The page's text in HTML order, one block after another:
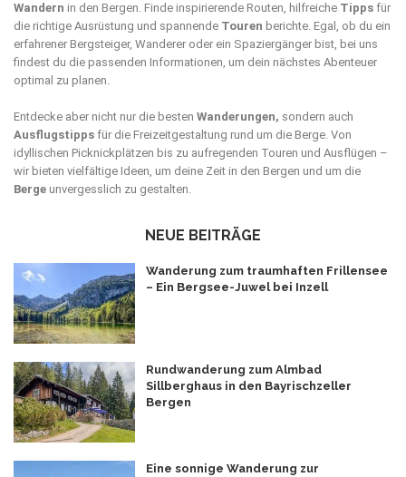
Wandern in den Bergen. Finde inspirierende Routen, hilfreiche Tipps für
die richtige Ausrüstung und spannende Touren berichte. Egal, ob du ein
erfahrener Bergsteiger, Wanderer oder ein Spaziergänger bist, bei uns
findest du die passenden Informationen, um dein nächstes Abenteuer
optimal zu planen.
Entdecke aber nicht nur die besten Wanderungen, sondern auch
Ausflugstipps für die Freizeitgestaltung rund um die Berge. Von
idyllischen Picknickplätzen bis zu aufregenden Touren und Ausflügen –
wir bieten vielfältige Ideen, um deine Zeit in den Bergen und um die
Berge unvergesslich zu gestalten.
NEUE BEITRÄGE
Wanderung zum traumhaften Frillensee
– Ein Bergsee-Juwel bei Inzell
Rundwanderung zum Almbad
Sillberghaus in den Bayrischzeller
Bergen
Eine sonnige Wanderung zur